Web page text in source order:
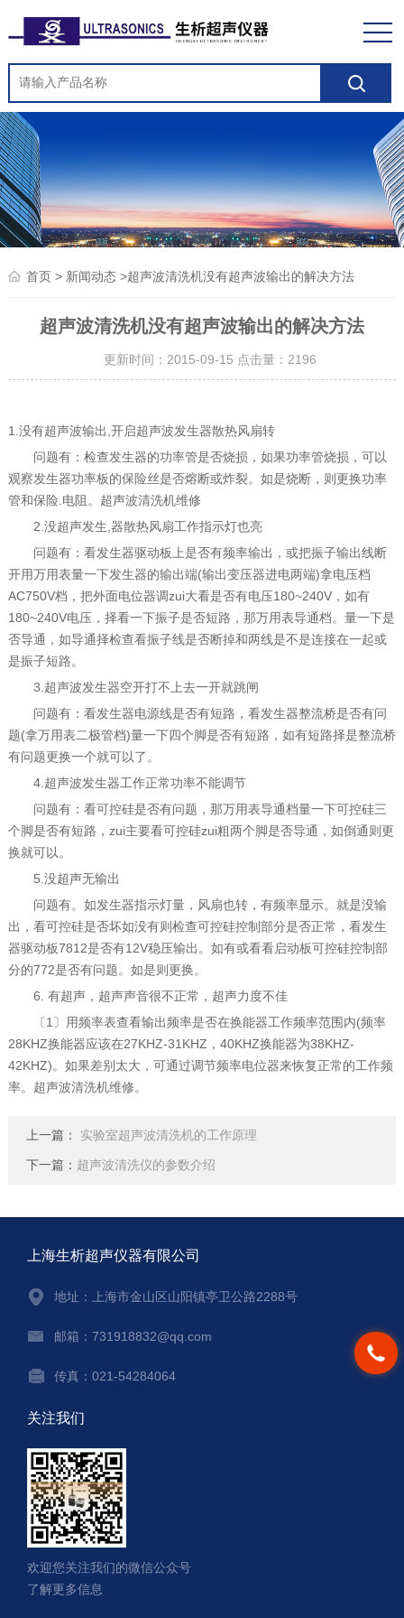
首页> 新闻动态>超声波清洗机没有超声波输出的解决方法
超声波清洗机没有超声波输出的解决方法
更新时间：2015-09-15 点击量： 2196
1.没有超声波输出,开启超声波发生器散热风扇转
问题有：检查发生器的功率管是否烧损，如果功率管烧损，可以
观察发生器功率板的保险丝是否熔断或炸裂。如是烧断，则更换功率
管和保险.电阻。超声波清洗机维修
2.没超声发生,器散热风扇工作指示灯也亮
问题有：看发生器驱动板上是否有频率输出，或把振子输出线断
开用万用表量一下发生器的输出端(输出变压器进电两端)拿电压档
AC750V档，把外面电位器调zui大看是否有电压180~240V，如有
180~240V电压，择看一下振子是否短路，那万用表导通档。量一下是
否导通，如导通择检查看振子线是否断掉和两线是不是连接在一起或
是振子短路。
3.超声波发生器空开打不上去一开就跳闸
问题有：看发生器电源线是否有短路，看发生器整流桥是否有问
题(拿万用表二极管档)量一下四个脚是否有短路，如有短路择是整流桥
有问题更换一个就可以了。
4.超声波发生器工作正常功率不能调节
问题有：看可控硅是否有问题，那万用表导通档量一下可控硅三
个脚是否有短路，zui主要看可控硅zui粗两个脚是否导通，如倒通则更
换就可以。
5.没超声无输出
问题有。如发生器指示灯量，风扇也转，有频率显示。就是没输
出，看可控硅是否坏如没有则检查可控硅控制部分是否正常，看发生
器驱动板7812是否有12V稳压输出。如有或看看启动板可控硅控制部
分的772是否有问题。如是则更换。
6. 有超声，超声声音很不正常，超声力度不佳
〔1〕用频率表查看输出频率是否在换能器工作频率范围内(频率
28KHZ换能器应该在27KHZ-31KHZ，40KHZ换能器为38KHZ-
42KHZ)。如果差别太大，可通过调节频率电位器来恢复正常的工作频
率。超声波清洗机维修。
上一篇： 实验室超声波清洗机的工作原理
下一篇： 超声波清洗仪的参数介绍
上海生析超声仪器有限公司
地址：上海市金山区山阳镇亭卫公路2288号
邮箱：731918832@qq.com
传真：021-54284064
关注我们
欢迎您关注我们的微信公众号
了解更多信息